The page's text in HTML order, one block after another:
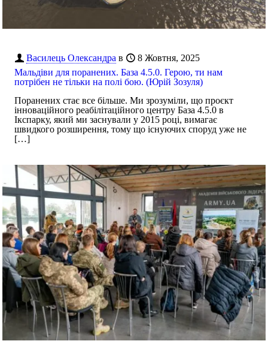
Василець Олександра в
8 Жовтня, 2025
Мальдіви для поранених. База 4.5.0. Герою, ти нам
потрібен не тільки на полі бою. (Юрій Зозуля)
Поранених стає все більше. Ми зрозуміли, що проєкт
інноваційного реабілітаційного центру База 4.5.0 в
Ікспарку, який ми заснували у 2015 році, вимагає
швидкого розширення, тому що існуючих споруд уже не
[…]